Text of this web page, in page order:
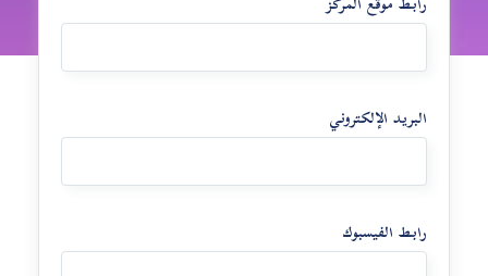
رابط موقع المركز
البريد الإلكتروني
رابط الفيسبوك